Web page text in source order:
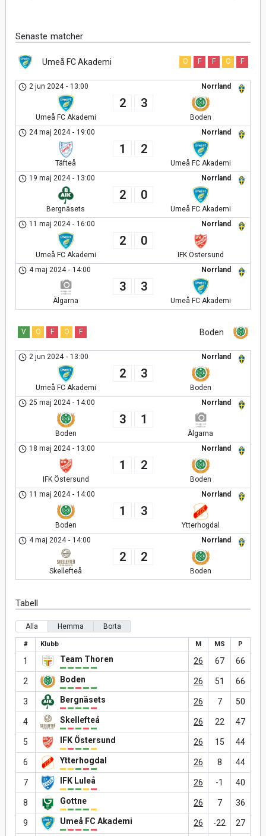
Senaste matcher
Umeå FC Akademi O F F O F
Norrland
2 jun 2024 - 13:00
Umeå FC Akademi
2 3
Boden
Norrland
24 maj 2024 - 19:00
Täfteå
1 2
Umeå FC Akademi
Norrland
19 maj 2024 - 13:00
Bergnäsets
2 0
Umeå FC Akademi
Norrland
11 maj 2024 - 16:00
Umeå FC Akademi
2 0
IFK Östersund
Norrland
4 maj 2024 - 14:00
Älgarna
3 3
Umeå FC Akademi
Boden
V O F O F
Norrland
2 jun 2024 - 13:00
Umeå FC Akademi
2 3
Boden
Norrland
25 maj 2024 - 14:00
Boden
3 1
Älgarna
Norrland
18 maj 2024 - 13:00
IFK Östersund
1 2
Boden
Norrland
11 maj 2024 - 14:00
Boden
1 3
Ytterhogdal
Norrland
4 maj 2024 - 14:00
Skellefteå
2 2
Boden
Tabell
Alla Hemma Borta
# Klubb M MS P
1 Team Thoren 26 67 66
2 Boden 26 51 66
3 Bergnäsets 26 7 50
4 Skellefteå 26 22 47
5 IFK Östersund 26 15 44
6 Ytterhogdal 26 8 44
7 IFK Luleå 26 -1 40
8 Gottne 26 7 36
9 Umeå FC Akademi 26 -22 27